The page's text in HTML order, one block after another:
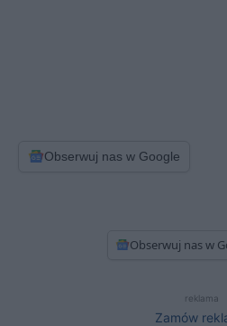
Obserwuj nas w Google
Obserwuj nas w
reklama
Zamów